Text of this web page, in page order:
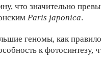
что значительно
Paris japonica.
геномы, как
к фотосинтезу,